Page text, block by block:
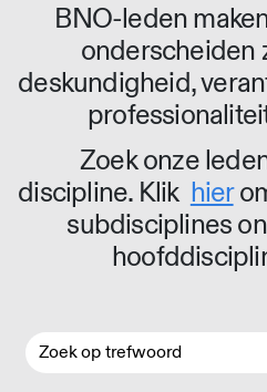
BNO-leden
onderscheiden
deskundigheid,
Zoek onze
discipline. Klik hier
subdisciplines